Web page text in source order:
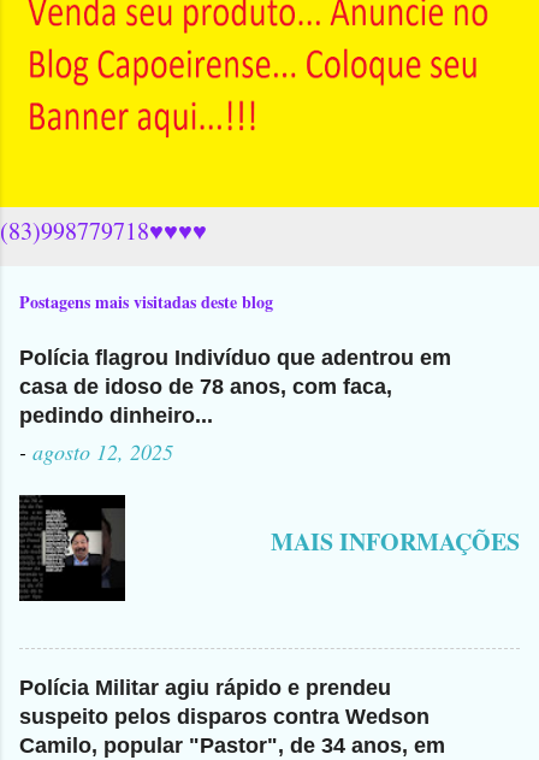
(83)998779718♥♥♥♥
Postagens mais visitadas deste blog
Polícia flagrou Indivíduo que adentrou em
casa de idoso de 78 anos, com faca,
pedindo dinheiro...
- agosto 12, 2025
MAIS INFORMAÇÕES
Polícia Militar agiu rápido e prendeu
suspeito pelos disparos contra Wedson
Camilo, popular "Pastor", de 34 anos, em